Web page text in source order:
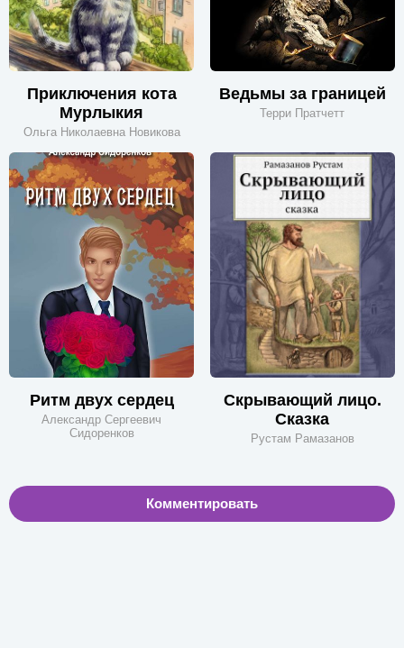
Приключения кота
Мурлыкия
Ольга Николаевна Новикова
Ведьмы за границей
Терри Пратчетт
Ритм двух сердец
Александр Сергеевич
Сидоренков
Скрывающий лицо.
Сказка
Рустам Рамазанов
Комментировать